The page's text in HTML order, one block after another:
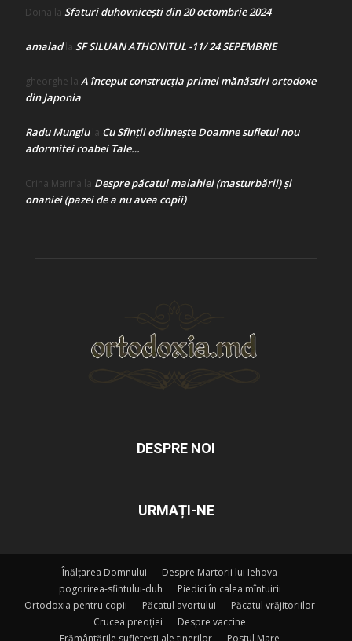
Doina la Sfaturi duhovnicești din 20 octombrie 2024
amaladla SF SILUAN ATHONITUL -11/ 24 SEPEMBRIE
gheorghe la A început construcţia primei mănăstiri ortodoxe
din Japonia
Radu Mungiula Cu Sfinții odihnește Doamne sufletul nou
adormitei roabei Tale…
Crina Marina la Despre păcatul malahiei (masturbării) şi
onaniei (pazei de a nu avea copii)
DESPRE NOI
URMAȚI-NE
Înălțarea Domnului
Despre Martorii lui Iehova
pogorirea-sfintului-duh
Piedici în calea mîntuirii
Ortodoxia pentru copii
Păcatul avortului
Păcatul vrăjitoriilor
Crucea preoției
Despre vaccine